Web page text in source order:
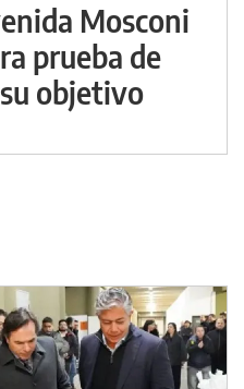
Mosconi
prueba de
objetivo